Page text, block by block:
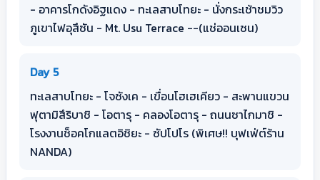
- อาคารโกดังอิฐแดง - ทะเลสาบโทยะ - นั่งกระเช้าชมวิว
ภูเขาไฟอุสึซัน - Mt. Usu Terrace --(แช่ออนเซน)
Day 5
ทะเลสาบโทยะ - โจซังเค - เขื่อนโฮเฮเคียว - สะพานแขวน
ฟุตามิสึริบาชิ - โอตารุ - คลองโอตารุ - ถนนซาไกมาชิ -
โรงงานช็อคโกแลตอิชิยะ - ซัปโปโร (พิเศษ!! บุฟเฟ่ต์ร้าน
NANDA)